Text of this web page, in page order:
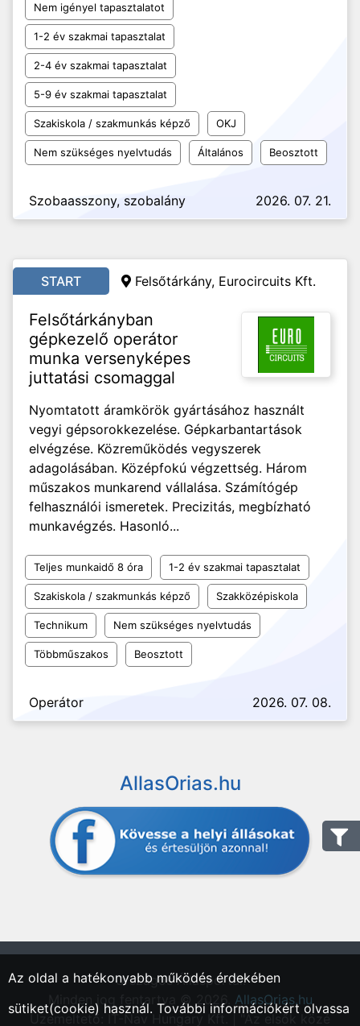
Nem igényel tapasztalatot
1-2 év szakmai tapasztalat
2-4 év szakmai tapasztalat
5-9 év szakmai tapasztalat
Szakiskola / szakmunkás képző OKJ
Nem szükséges nyelvtudás Általános Beosztott
Szobaasszony, szobalány 2026. 07. 21.
START Felsőtárkány, Eurocircuits Kft.
Felsőtárkányban
gépkezelő operátor
munka versenyképes
juttatási csomaggal
Nyomtatott áramkörök gyártásához használt
vegyi gépsorokkezelése. Gépkarbantartások
elvégzése. Közreműködés vegyszerek
adagolásában. Középfokú végzettség. Három
műszakos munkarend vállalása. Számítógép
felhasználói ismeretek. Precizitás, megbízható
munkavégzés. Hasonló...
Teljes munkaidő 8 óra 1-2 év szakmai tapasztalat
Szakiskola / szakmunkás képző Szakközépiskola
Technikum Nem szükséges nyelvtudás
Többműszakos Beosztott
Operátor 2026. 07. 08.
AllasOrias.hu
"Országos Állásportál."
Minden jog fentartva © 2026. AllasOrias.hu
Üzemeltető: IT-Nav Hungary Kft. | "Az elsők közé
Az oldal a hatékonyabb működés érdekében
sütiket(cookie) használ. További információkért olvassa